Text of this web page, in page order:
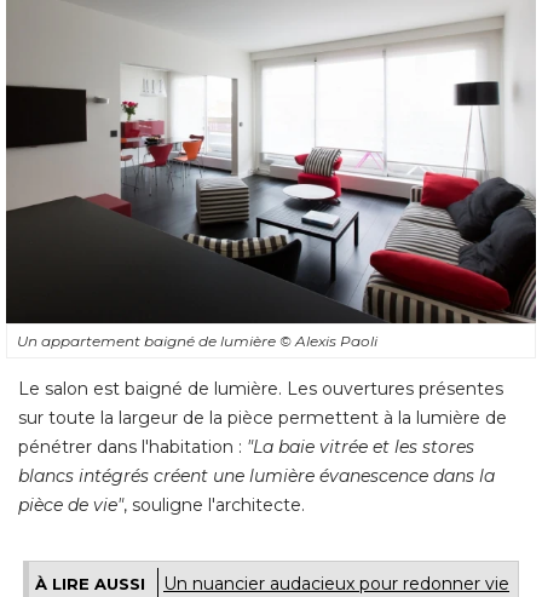
Un appartement baigné de lumière © Alexis Paoli
Le salon est baigné de lumière. Les ouvertures présentes
sur toute la largeur de la pièce permettent à la lumière de
pénétrer dans l'habitation : "La baie vitrée et les stores
blancs intégrés créent une lumière évanescence dans la
pièce de vie", souligne l'architecte.
À LIRE AUSSI
Un nuancier audacieux pour redonner vie